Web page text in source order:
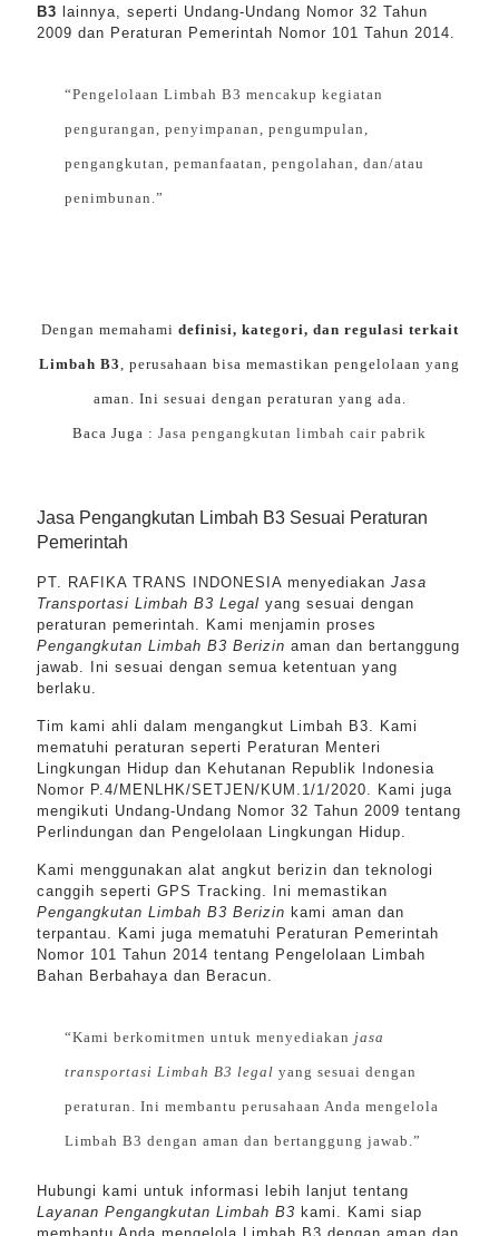
B3 lainnya, seperti Undang-Undang Nomor 32 Tahun
2009 dan Peraturan Pemerintah Nomor 101 Tahun 2014.
“Pengelolaan Limbah B3 mencakup kegiatan
pengurangan, penyimpanan, pengumpulan,
pengangkutan, pemanfaatan, pengolahan, dan/atau
penimbunan.”
Dengan memahami definisi, kategori, dan regulasi terkait
Limbah B3, perusahaan bisa memastikan pengelolaan yang
aman. Ini sesuai dengan peraturan yang ada.
Baca Juga : Jasa pengangkutan limbah cair pabrik
Jasa Pengangkutan Limbah B3 Sesuai Peraturan
Pemerintah
PT. RAFIKA TRANS INDONESIA menyediakan Jasa
Transportasi Limbah B3 Legal yang sesuai dengan
peraturan pemerintah. Kami menjamin proses
Pengangkutan Limbah B3 Berizin aman dan bertanggung
jawab. Ini sesuai dengan semua ketentuan yang
berlaku.
Tim kami ahli dalam mengangkut Limbah B3. Kami
mematuhi peraturan seperti Peraturan Menteri
Lingkungan Hidup dan Kehutanan Republik Indonesia
Nomor P.4/MENLHK/SETJEN/KUM.1/1/2020. Kami juga
mengikuti Undang-Undang Nomor 32 Tahun 2009 tentang
Perlindungan dan Pengelolaan Lingkungan Hidup.
Kami menggunakan alat angkut berizin dan teknologi
canggih seperti GPS Tracking. Ini memastikan
Pengangkutan Limbah B3 Berizin kami aman dan
terpantau. Kami juga mematuhi Peraturan Pemerintah
Nomor 101 Tahun 2014 tentang Pengelolaan Limbah
Bahan Berbahaya dan Beracun.
“Kami berkomitmen untuk menyediakan jasa
transportasi Limbah B3 legal yang sesuai dengan
peraturan. Ini membantu perusahaan Anda mengelola
Limbah B3 dengan aman dan bertanggung jawab.”
Hubungi kami untuk informasi lebih lanjut tentang
Layanan Pengangkutan Limbah B3 kami. Kami siap